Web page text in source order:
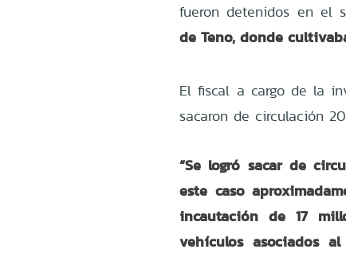
fueron detenidos en el
de Teno, donde
El fiscal a cargo de la
sacaron de circulación
“Se logró sacar de
este caso
incautación de 17
vehículos asociados